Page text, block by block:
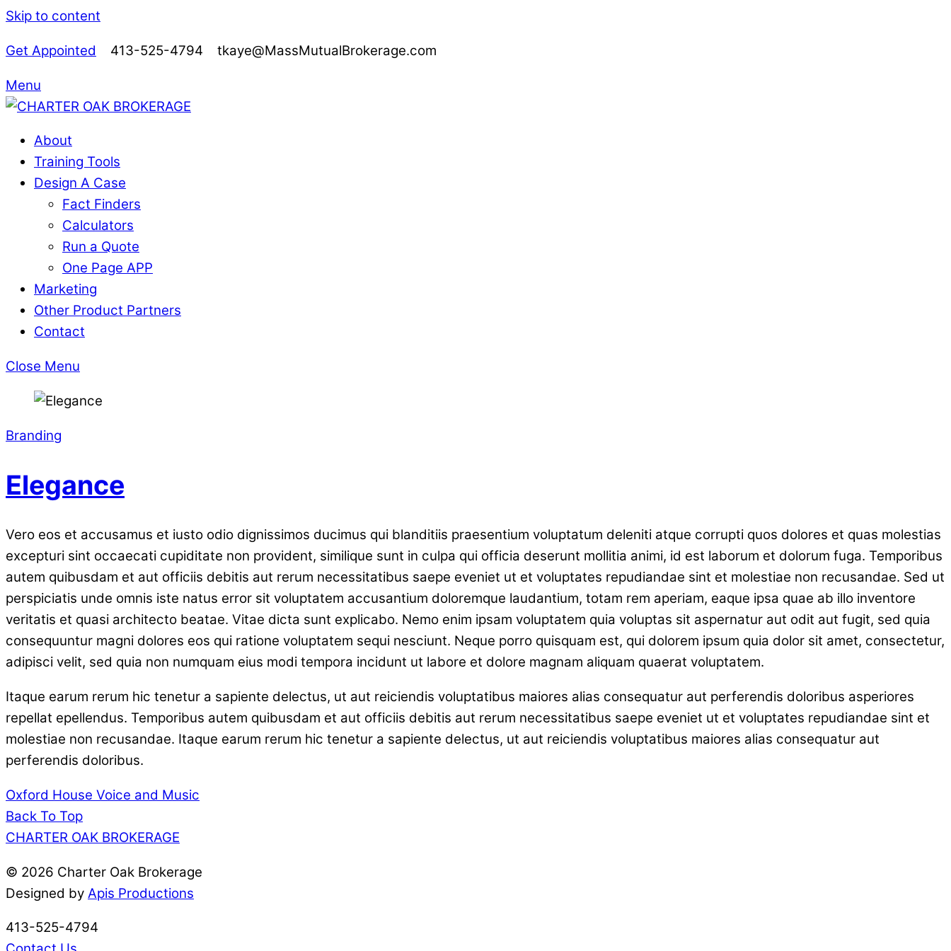
Skip to content
Get Appointed 413-525-4794 tkaye@MassMutualBrokerage.com
Menu
About
Training Tools
Design A Case
Fact Finders
Calculators
Run a Quote
One Page APP
Marketing
Other Product Partners
Contact
Close Menu
Branding
Elegance
Vero eos et accusamus et iusto odio dignissimos ducimus qui blanditiis praesentium voluptatum deleniti atque corrupti quos dolores et quas molestias
excepturi sint occaecati cupiditate non provident, similique sunt in culpa qui officia deserunt mollitia animi, id est laborum et dolorum fuga. Temporibus
autem quibusdam et aut officiis debitis aut rerum necessitatibus saepe eveniet ut et voluptates repudiandae sint et molestiae non recusandae. Sed ut
perspiciatis unde omnis iste natus error sit voluptatem accusantium doloremque laudantium, totam rem aperiam, eaque ipsa quae ab illo inventore
veritatis et quasi architecto beatae. Vitae dicta sunt explicabo. Nemo enim ipsam voluptatem quia voluptas sit aspernatur aut odit aut fugit, sed quia
consequuntur magni dolores eos qui ratione voluptatem sequi nesciunt. Neque porro quisquam est, qui dolorem ipsum quia dolor sit amet, consectetur,
adipisci velit, sed quia non numquam eius modi tempora incidunt ut labore et dolore magnam aliquam quaerat voluptatem.
Itaque earum rerum hic tenetur a sapiente delectus, ut aut reiciendis voluptatibus maiores alias consequatur aut perferendis doloribus asperiores
repellat epellendus. Temporibus autem quibusdam et aut officiis debitis aut rerum necessitatibus saepe eveniet ut et voluptates repudiandae sint et
molestiae non recusandae. Itaque earum rerum hic tenetur a sapiente delectus, ut aut reiciendis voluptatibus maiores alias consequatur aut
perferendis doloribus.
Oxford House Voice and Music
Back To Top
CHARTER OAK BROKERAGE
© 2026 Charter Oak Brokerage
Designed by Apis Productions
413-525-4794